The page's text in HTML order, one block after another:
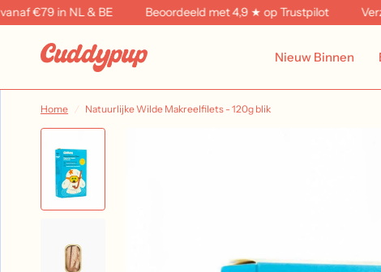
in NL & BE Beoordeeld met 4,9 ★ op Trustpilot
Nieuw Binnen
Home / Natuurlijke Wilde Makreelfilets - 120g blik